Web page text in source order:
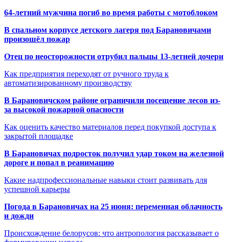
64-летний мужчина погиб во время работы с мотоблоком
В спальном корпусе детского лагеря под Барановичами
произошёл пожар
Отец по неосторожности отрубил пальцы 13-летней дочери
Как предприятия переходят от ручного труда к
автоматизированному производству
В Барановичском районе ограничили посещение лесов из-
за высокой пожарной опасности
Как оценить качество материалов перед покупкой доступа к
закрытой площадке
В Барановичах подросток получил удар током на железной
дороге и попал в реанимацию
Какие надпрофессиональные навыки стоит развивать для
успешной карьеры
Погода в Барановичах на 25 июня: переменная облачность
и дожди
Происхождение белорусов: что антропология рассказывает о